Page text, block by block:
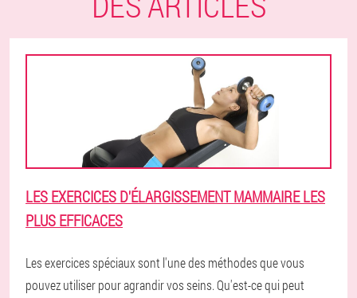
LES EXERCICES D'ÉLARGISSEMENT MAMMAIRE LES
PLUS EFFICACES
Les exercices spéciaux sont l'une des méthodes que vous
pouvez utiliser pour agrandir vos seins. Qu'est-ce qui peut